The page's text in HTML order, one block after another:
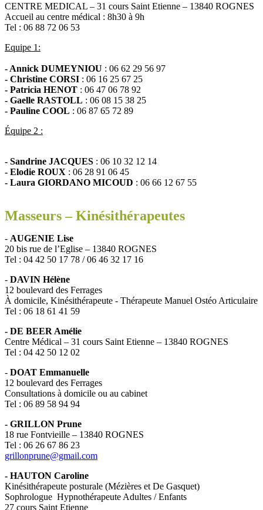
CENTRE MEDICAL – 31 cours Saint Etienne – 13840 ROGNES
Accueil au centre médical : 8h30 à 9h
Tel : 06 88 72 06 53
Equipe 1:
- Annick DUMEYNIOU : 06 62 29 56 97
- Christine CORSI : 06 16 25 67 25
- Patricia HENOT : 06 47 06 78 92
- Gaelle RASTOLL : 06 08 15 38 25
- Pauline COOL : 06 87 65 72 89
Équipe 2 :
- Sandrine JACQUES : 06 10 32 12 14
- Elodie ROUX : 06 28 91 06 45
- Laura GIORDANO MICOUD : 06 66 12 67 55
Masseurs – Kinésithérapeutes
- AUGENIE Lise
20 bis rue de l’Eglise – 13840 ROGNES
Tel : 04 42 50 17 78 / 06 46 32 17 16
- DAVIN Hélène
12 boulevard des Ferrages
À domicile, Kinésithérapeute - Thérapeute Manuel Ostéo Articulaire
Tel : 06 18 61 41 59
- DE BEER Amélie
Centre Médical – 31 cours Saint Etienne – 13840 ROGNES
Tel : 04 42 50 12 02
- DOAT Emmanuelle
12 boulevard des Ferrages
Consultations à domicile ou au cabinet
Tel : 06 89 58 94 94
- GRILLON Prune
18 rue Fontvieille – 13840 ROGNES
Tel : 06 26 67 86 23
grillonprune@gmail.com
- HAUTON Caroline
Kinésithérapeute posturale (Mézières et De Gasquet)
Sophrologue Hypnothérapeute Adultes / Enfants
27 cours Saint Etienne